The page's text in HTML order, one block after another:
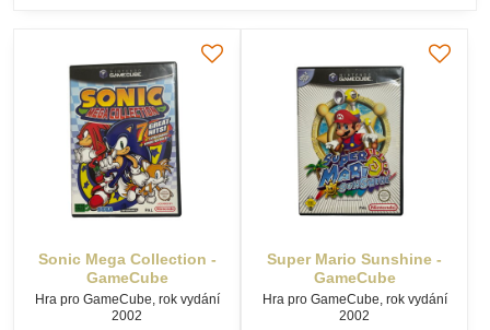
Sonic Mega Collection -
GameCube
Hra pro GameCube, rok vydání
2002
Super Mario Sunshine -
GameCube
Hra pro GameCube, rok vydání
2002